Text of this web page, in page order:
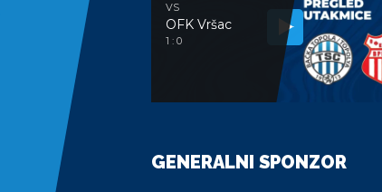
VS
OFK Vršac
1 : 0
GENERALNI SPONZOR